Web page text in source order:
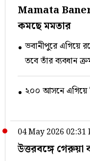
Mamata
কমছে মমতার
ভবানীপুরে এগিয়ে
তবে তাঁর ব্যবধান
২০০ আসনে এগিয়ে
04 May 2026 02:31
উত্তরবঙ্গে গেরুয়া